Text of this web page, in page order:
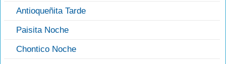
Antioqueñita Tarde
Paisita Noche
Chontico Noche